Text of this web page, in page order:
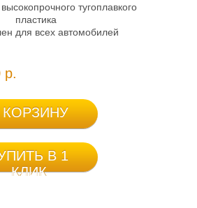
тугоплавкого
пластика
для всех автомобилей
р.
КОРЗИНУ
В 1
КЛИК